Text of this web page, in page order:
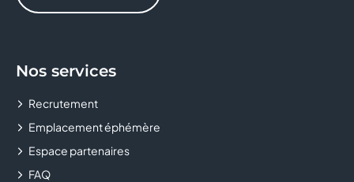
CALZEDONIA
Nos services
Recrutement
Emplacement éphémère
Espace partenaires
FAQ